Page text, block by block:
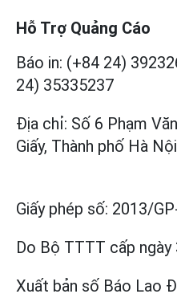
Hỗ Trợ Quảng Cáo
Báo in: (+84 24)
24) 35335237
Địa chỉ: Số 6 Phạm
Giấy, Thành phố Hà Nội
Giấy phép số: 2013/
Do Bộ TTTT cấp ngày
Xuất bản số Báo Lao